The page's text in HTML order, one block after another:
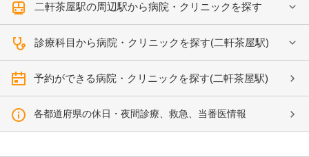
二軒茶屋駅の周辺駅から病院・クリニックを探す
診療科目から病院・クリニックを探す(二軒茶屋駅)
予約ができる病院・クリニックを探す(二軒茶屋駅)
各都道府県の休日・夜間診療、救急、当番医情報